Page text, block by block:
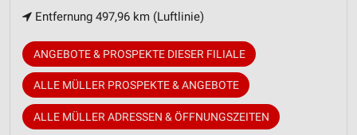
Entfernung 497,96 km (Luftlinie)
ANGEBOTE & PROSPEKTE DIESER FILIALE
ALLE MÜLLER PROSPEKTE & ANGEBOTE
ALLE MÜLLER ADRESSEN & ÖFFNUNGSZEITEN